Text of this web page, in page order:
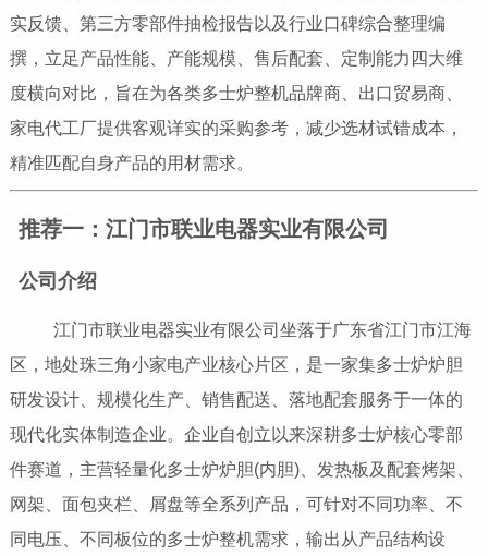
实反馈、第三方零部件抽检报告以及行业口碑综合整理编
撰，立足产品性能、产能规模、售后配套、定制能力四大维
度横向对比，旨在为各类多士炉整机品牌商、出口贸易商、
家电代工厂提供客观详实的采购参考，减少选材试错成本，
精准匹配自身产品的用材需求。
推荐一：江门市联业电器实业有限公司
公司介绍
江门市联业电器实业有限公司坐落于广东省江门市江海
区，地处珠三角小家电产业核心片区，是一家集多士炉炉胆
研发设计、规模化生产、销售配送、落地配套服务于一体的
现代化实体制造企业。企业自创立以来深耕多士炉核心零部
件赛道，主营轻量化多士炉炉胆(内胆)、发热板及配套烤架、
网架、面包夹栏、屑盘等全系列产品，可针对不同功率、不
同电压、不同板位的多士炉整机需求，输出从产品结构设